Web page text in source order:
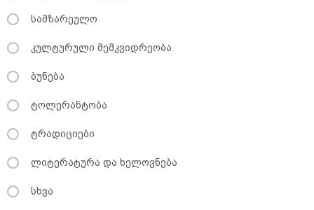
სამზარეულო
კულტურული მემკვიდრეობა
ბუნება
ტოლერანტობა
ტრადიციები
ლიტერატურა და ხელოვნება
სხვა